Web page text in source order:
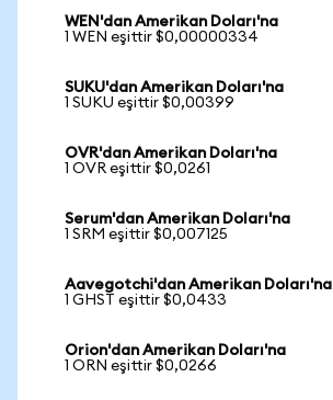
WEN'dan Amerikan Doları'na
1 WEN eşittir $0,00000334
SUKU'dan Amerikan Doları'na
1 SUKU eşittir $0,00399
OVR'dan Amerikan Doları'na
1 OVR eşittir $0,0261
Serum'dan Amerikan Doları'na
1 SRM eşittir $0,007125
Aavegotchi'dan Amerikan Doları'na
1 GHST eşittir $0,0433
Orion'dan Amerikan Doları'na
1 ORN eşittir $0,0266